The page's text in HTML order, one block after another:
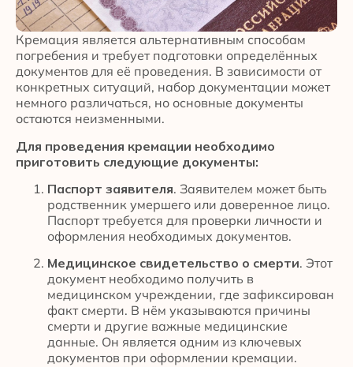
Кремация является альтернативным способам
погребения и требует подготовки определённых
документов для её проведения. В зависимости от
конкретных ситуаций, набор документации может
немного различаться, но основные документы
остаются неизменными.
Для проведения кремации необходимо
приготовить следующие документы:
Паспорт заявителя. Заявителем может быть
родственник умершего или доверенное лицо.
Паспорт требуется для проверки личности и
оформления необходимых документов.
Медицинское свидетельство о смерти. Этот
документ необходимо получить в
медицинском учреждении, где зафиксирован
факт смерти. В нём указываются причины
смерти и другие важные медицинские
данные. Он является одним из ключевых
документов при оформлении кремации.